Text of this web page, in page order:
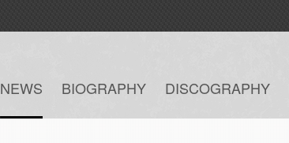
NEWS BIOGRAPHY DISCOGRAPHY